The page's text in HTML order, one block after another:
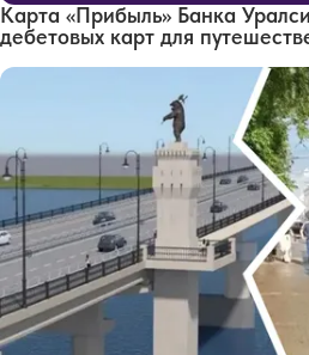
Карта «Прибыль» Банка
дебетовых карт для